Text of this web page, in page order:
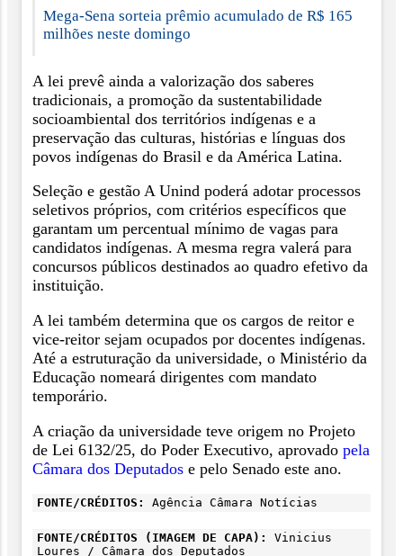
Mega-Sena sorteia prêmio acumulado de R$ 165
milhões neste domingo
A lei prevê ainda a valorização dos saberes
tradicionais, a promoção da sustentabilidade
socioambiental dos territórios indígenas e a
preservação das culturas, histórias e línguas dos
povos indígenas do Brasil e da América Latina.
Seleção e gestão A Unind poderá adotar processos
seletivos próprios, com critérios específicos que
garantam um percentual mínimo de vagas para
candidatos indígenas. A mesma regra valerá para
concursos públicos destinados ao quadro efetivo da
instituição.
A lei também determina que os cargos de reitor e
vice-reitor sejam ocupados por docentes indígenas.
Até a estruturação da universidade, o Ministério da
Educação nomeará dirigentes com mandato
temporário.
A criação da universidade teve origem no Projeto
de Lei 6132/25, do Poder Executivo, aprovado pela
Câmara dos Deputados e pelo Senado este ano.
FONTE/CRÉDITOS: Agência Câmara Notícias
FONTE/CRÉDITOS (IMAGEM DE CAPA):
Vinicius
Loures / Câmara dos Deputados